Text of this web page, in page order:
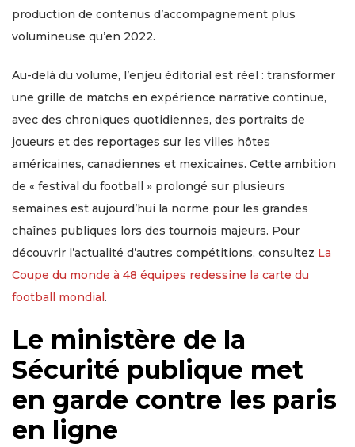
production de contenus d’accompagnement plus
volumineuse qu’en 2022.
Au-delà du volume, l’enjeu éditorial est réel : transformer
une grille de matchs en expérience narrative continue,
avec des chroniques quotidiennes, des portraits de
joueurs et des reportages sur les villes hôtes
américaines, canadiennes et mexicaines. Cette ambition
de « festival du football » prolongé sur plusieurs
semaines est aujourd’hui la norme pour les grandes
chaînes publiques lors des tournois majeurs. Pour
découvrir l’actualité d’autres compétitions, consultez La
Coupe du monde à 48 équipes redessine la carte du
football mondial.
Le ministère de la
Sécurité publique met
en garde contre les paris
en ligne